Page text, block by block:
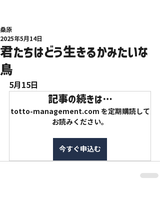
君たちはどう生きるかみたいな
鳥
桑原
2025年5月14日
5月15日
記事の続きは…
totto-management.com を定期購読して
お読みください。
今すぐ申込む